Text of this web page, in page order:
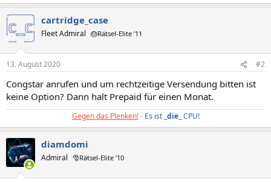
cartridge_case
Fleet Admiral 🎂Rätsel-Elite ’11
13. August 2020 #2
Congstar anrufen und um rechtzeitige Versendung bitten ist
keine Option? Dann halt Prepaid für einen Monat.
Gegen das Plenken!- Es ist _ die_ CPU!
diamdomi
Admiral 🎅Rätsel-Elite ’10